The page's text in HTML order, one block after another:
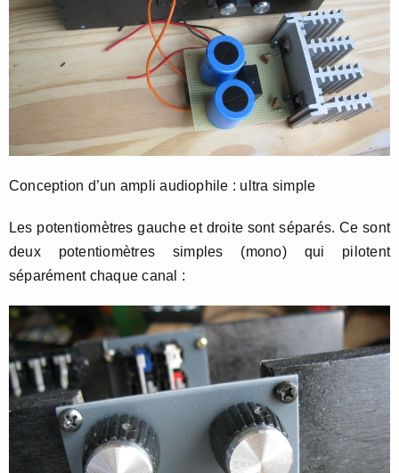
Conception d’un ampli audiophile : ultra simple
Les potentiomètres gauche et droite sont séparés. Ce sont
deux potentiomètres simples (mono) qui pilotent
séparément chaque canal :